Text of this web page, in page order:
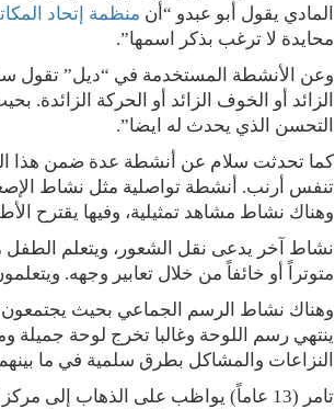
المادي يقول أبو عبدو “أن منظمة إتحاد
محايدة لا ترغب بذكر اسمها”.
وعن الأنشطة المستخدمة في “ديل” تقول
الزائد أو الخوف الزائد أو الحركة الزائدة.
التحسن الذي يحدث له ايضا”.
كما تحدثت سلام عن أنشطة عدة ضمن هذا
تنفس أرنب. أنشطة تواصلية مثل نشاط
وهناك نشاط مشاهد تمثيلية، وفيها يقترح
نشاط آخر يدعى نقل الشعور، ويتعلم الطفل
متوتراً أو خائفاً من خلال تعابير وجهه.
وهناك نشاط الرسم الجماعي بحيث يجتمعون
ينتهي رسم اللوحة وغالبا تخرج لوحة
النزاعات والمشاكل بطرق سلمية في ما
تامر (13 عاماً) يواظب على الذهاب إلى